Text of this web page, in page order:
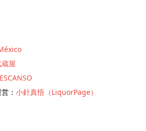
屋
： 小針真悟（LiquorPage）